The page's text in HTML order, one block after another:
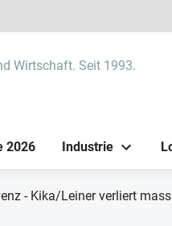
Wirtschaft. Seit 1993.
2026 Industrie
- Kika/Leiner verliert